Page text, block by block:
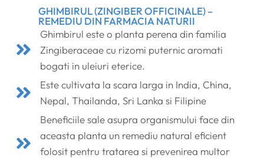
GHIMBIRUL (ZINGIBER OFFICINALE) –
REMEDIU DIN FARMACIA NATURII
Ghimbirul este o planta perena din familia
Zingiberaceae cu rizomi puternic aromati
bogati in uleiuri eterice.
Este cultivata la scara larga in India, China,
Nepal, Thailanda, Sri Lanka si Filipine
Beneficiile sale asupra organismului face din
aceasta planta un remediu natural eficient
folosit pentru tratarea si prevenirea multor